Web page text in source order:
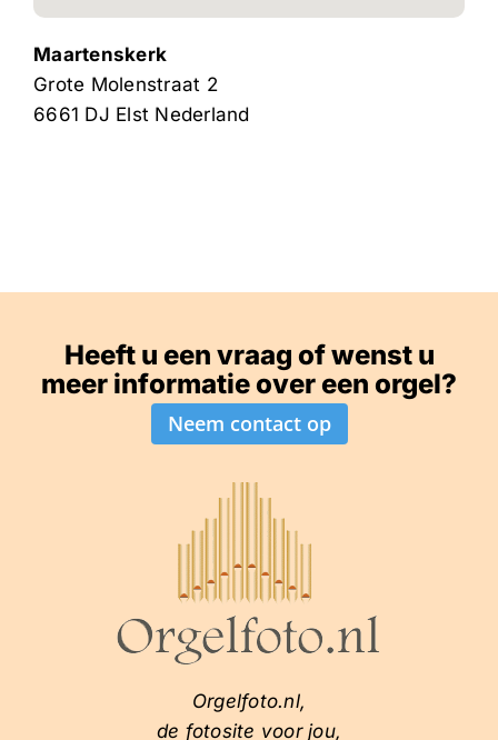
Maartenskerk
Grote Molenstraat 2
6661 DJ Elst Nederland
Heeft u een vraag of wenst u
meer informatie over een orgel?
Neem contact op
Orgelfoto.nl,
de fotosite voor jou,